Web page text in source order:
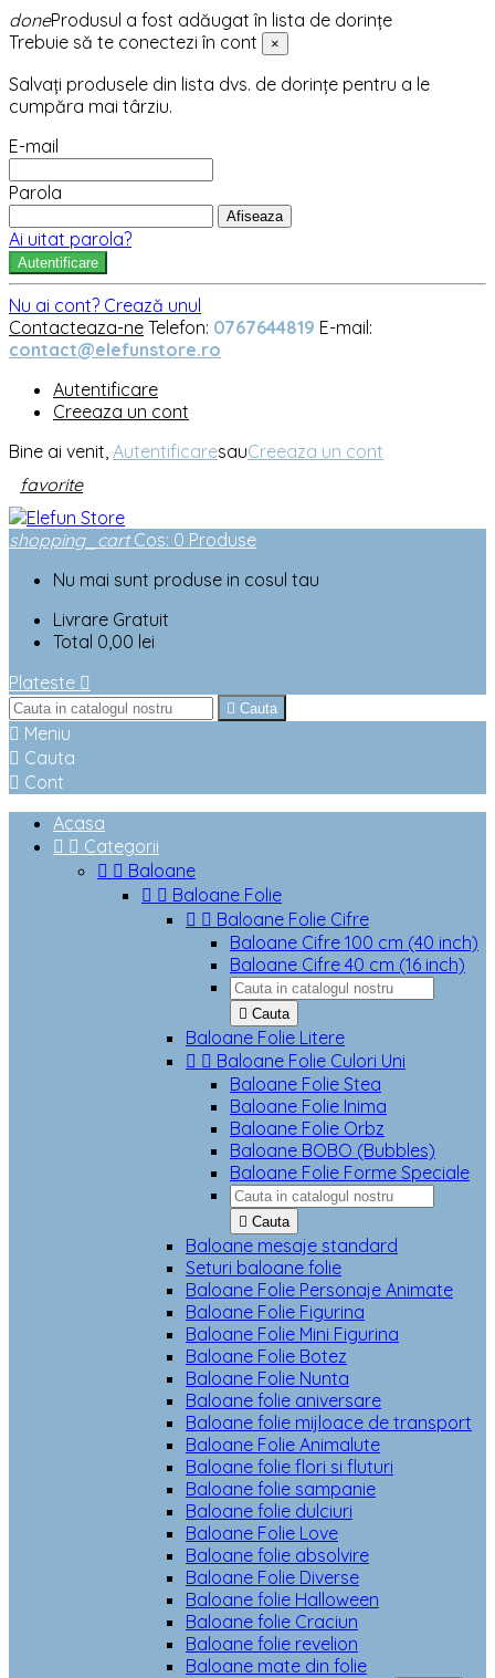
doneProdusul a fost adăugat în lista de dorințe
Trebuie să te conectezi în cont
×
Salvați produsele din lista dvs. de dorințe pentru a le
cumpăra mai târziu.
E-mail
Parola
Afiseaza
Ai uitat parola?
Autentificare
Nu ai cont? Crează unul
Contacteaza-ne Telefon: 0767644819 E-mail:
contact@elefunstore.ro
Autentificare
Creeaza un cont
Bine ai venit, AutentificaresauCreeaza un cont
favorite
shopping_cart Cos: 0 Produse
Nu mai sunt produse in cosul tau
Livrare Gratuit
Total 0,00 lei
Plateste 
 Cauta
 Meniu
 Cauta
 Cont
Acasa
  Categorii
  Baloane
  Baloane Folie
  Baloane Folie Cifre
Baloane Cifre 100 cm (40 inch)
Baloane Cifre 40 cm (16 inch)
 Cauta
Baloane Folie Litere
  Baloane Folie Culori Uni
Baloane Folie Stea
Baloane Folie Inima
Baloane Folie Orbz
Baloane BOBO (Bubbles)
Baloane Folie Forme Speciale
 Cauta
Baloane mesaje standard
Seturi baloane folie
Baloane Folie Personaje Animate
Baloane Folie Figurina
Baloane Folie Mini Figurina
Baloane Folie Botez
Baloane Folie Nunta
Baloane folie aniversare
Baloane folie mijloace de transport
Baloane Folie Animalute
Baloane folie flori si fluturi
Baloane folie sampanie
Baloane folie dulciuri
Baloane Folie Love
Baloane folie absolvire
Baloane Folie Diverse
Baloane folie Halloween
Baloane folie Craciun
Baloane folie revelion
Baloane mate din folie